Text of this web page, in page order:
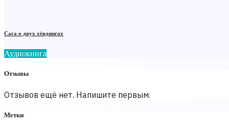
Сага о двух хёвдингах
Аудиокнига
Отзывы
Отзывов ещё нет. Напишите первым.
Метки